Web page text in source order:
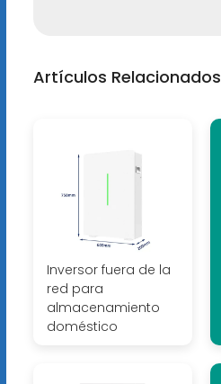
Artículos Relacionados
Inversor fuera de la
red para
almacenamiento
doméstico